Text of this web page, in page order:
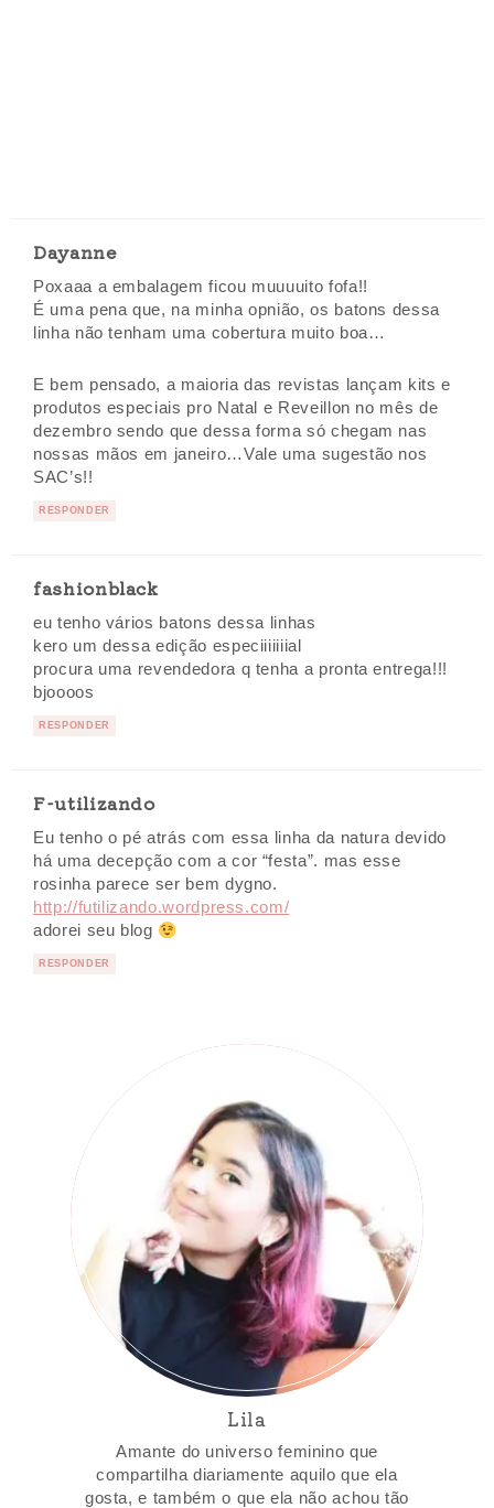
Dayanne
Poxaaa a embalagem ficou muuuuito fofa!!
É uma pena que, na minha opnião, os batons dessa
linha não tenham uma cobertura muito boa…
E bem pensado, a maioria das revistas lançam kits e
produtos especiais pro Natal e Reveillon no mês de
dezembro sendo que dessa forma só chegam nas
nossas mãos em janeiro…Vale uma sugestão nos
SAC’s!!
RESPONDER
fashionblack
eu tenho vários batons dessa linhas
kero um dessa edição especiiiiiiial
procura uma revendedora q tenha a pronta entrega!!!
bjoooos
RESPONDER
F-utilizando
Eu tenho o pé atrás com essa linha da natura devido
há uma decepção com a cor “festa”. mas esse
rosinha parece ser bem dygno.
http://futilizando.wordpress.com/
adorei seu blog
RESPONDER
Lila
Amante do universo feminino que
compartilha diariamente aquilo que ela
gosta, e também o que ela não achou tão